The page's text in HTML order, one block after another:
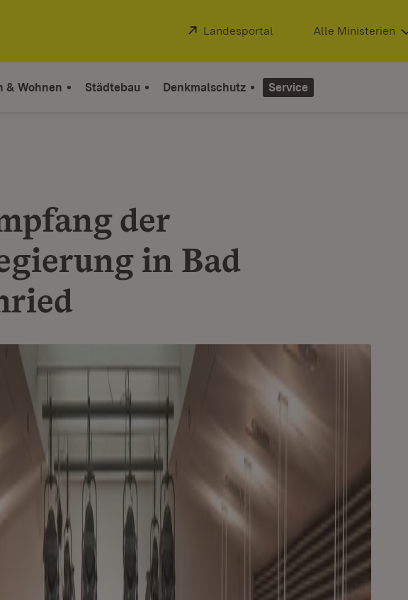
Extern:
Landesportal (Öffnet in neuem Fenster)
Alle Ministerien
& Wohnen Städtebau Denkmalschutz Service
der
in Bad